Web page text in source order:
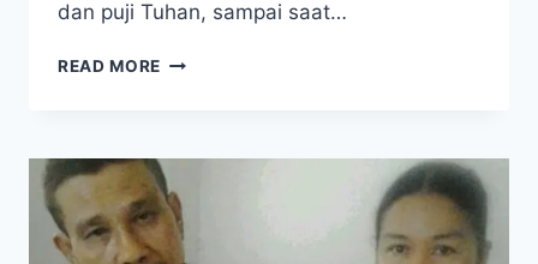
dan puji Tuhan, sampai saat…
READ MORE STAMINA
TIDAK
KENAL
CAPEK